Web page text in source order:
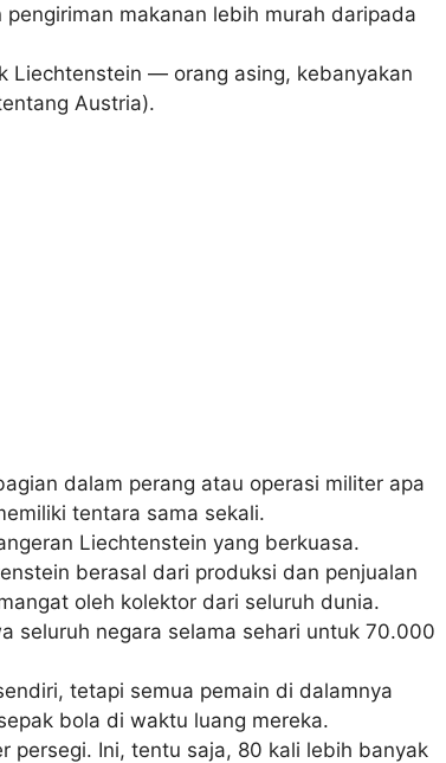
makanan lebih murah daripada
Liechtenstein — orang asing, kebanyakan
Austria).
dalam perang atau operasi militer apa
tentara sama sekali.
Liechtenstein yang berkuasa.
berasal dari produksi dan penjualan
oleh kolektor dari seluruh dunia.
seluruh negara selama sehari untuk 70.000
tetapi semua pemain di dalamnya
bola di waktu luang mereka.
persegi. Ini, tentu saja, 80 kali lebih banyak